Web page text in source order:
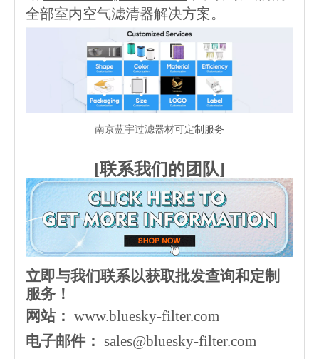
全部室内空气滤清器解决方案。
南京蓝宇过滤器材可定制服务
[联系我们的团队]
立即与我们联系以获取批发查询和定制
服务！
网站： www.bluesky-filter.com
电子邮件： sales@bluesky-filter.com